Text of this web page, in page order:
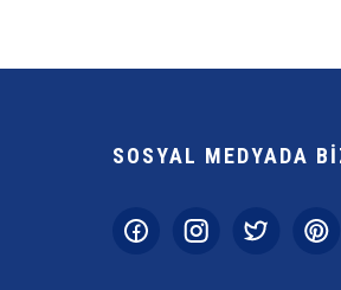
Gönder
SOSYAL MEDYADA